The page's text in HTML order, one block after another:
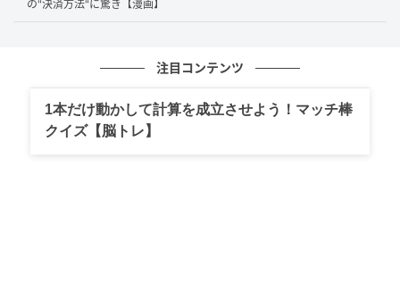
の"決済方法"に驚き【漫画】
注目コンテンツ
1本だけ動かして計算を成立させよう！マッチ棒
クイズ【脳トレ】